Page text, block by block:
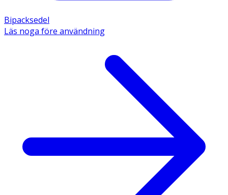
Bipacksedel
Läs noga före användning